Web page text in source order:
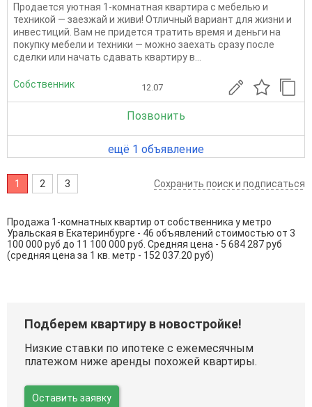
Продается уютная 1-комнатная квартира с мебелью и
техникой — заезжай и живи! Отличный вариант для жизни и
инвестиций. Вам не придется тратить время и деньги на
покупку мебели и техники — можно заехать сразу после
сделки или начать сдавать квартиру в...
Собственник 12.07
Позвонить
ещё 1 объявление
1 2 3 Сохранить поиск и подписаться
Продажа 1-комнатных квартир от собственника у метро
Уральская в Екатеринбурге - 46 объявлений стоимостью от 3
100 000 руб до 11 100 000 руб. Средняя цена - 5 684 287 руб
(средняя цена за 1 кв. метр - 152 037.20 руб)
Подберем квартиру в новостройке!
Низкие ставки по ипотеке с ежемесячным
платежом ниже аренды похожей квартиры.
Оставить заявку